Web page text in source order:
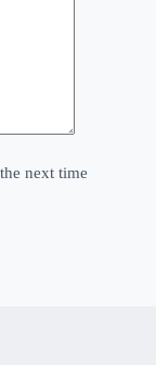
next time